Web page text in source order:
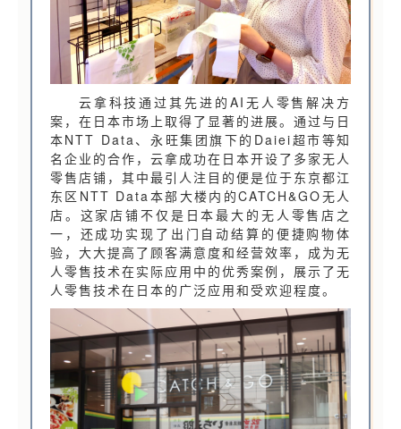
云拿科技通过其先进的AI无人零售解决方
案，在日本市场上取得了显著的进展。通过与日
本NTT Data、永旺集团旗下的Daiei超市等知
名企业的合作，云拿成功在日本开设了多家无人
零售店铺，其中最引人注目的便是位于东京都江
东区NTT Data本部大楼内的CATCH&GO无人
店。这家店铺不仅是日本最大的无人零售店之
一，还成功实现了出门自动结算的便捷购物体
验，大大提高了顾客满意度和经营效率，成为无
人零售技术在实际应用中的优秀案例，展示了无
人零售技术在日本的广泛应用和受欢迎程度。